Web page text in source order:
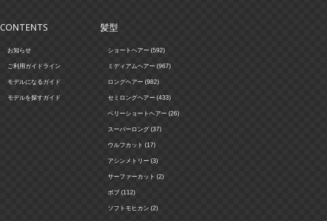
CONTENTS
お知らせ
ご利用ガイドライン
モデルになるガイド
モデルを探すガイド
髪型
ショートヘアー (592)
ミディアムヘアー (967)
ロングヘアー (982)
セミロングヘアー (433)
ベリーショートヘアー (26)
スーパーロング (37)
ウルフカット (17)
アシンメトリー (3)
サーファーカット (2)
ボブ (112)
ソフトモヒカン (2)